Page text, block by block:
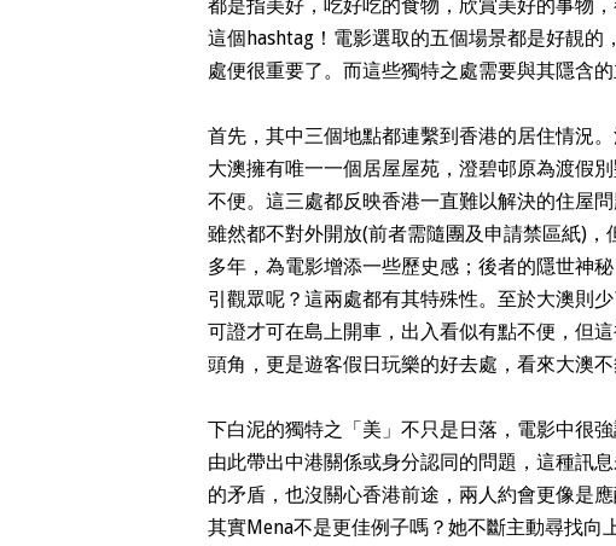
都是指美好，吃好吃的食物，欣賞美好的事物
這個hashtag！電影選取的五個場景都是好靚
處便很重要了。而這些獨特之處需要與其隱含
首先，其中三個地點都連繫到香港的居住情況
大澳擁有唯一一個居屋屋苑，澄碧邨原為渡假
不便。這三處都反映香港一直難以解決的住屋
雖然都不對外開放(前者需隨團及申請禁區紙)
多年，為電影增添一些歷史感；後者的隱世神
引觀眾呢？這兩處都有其特殊性。至於大澳則
可證才可在島上開車，出入看似有點不便，但
頭角，更是遊客假日玩樂的好去處，看來大澳不
下白泥的獨特之「美」不只是日落，電影中很
由此帶出中港關係或身分認同的問題，這種訊
的矛盾，也沒關心香港前途，兩人約會更像是
其實Mena不是更佳例子嗎？她不斷主動尋找